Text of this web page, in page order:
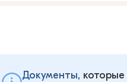
Документы,